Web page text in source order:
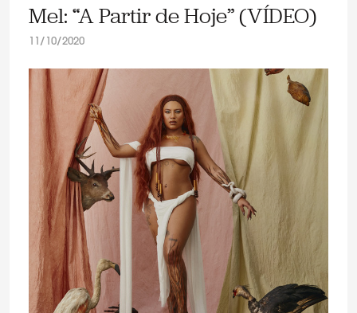
Mel: “A Partir de Hoje” (VÍDEO)
11/10/2020